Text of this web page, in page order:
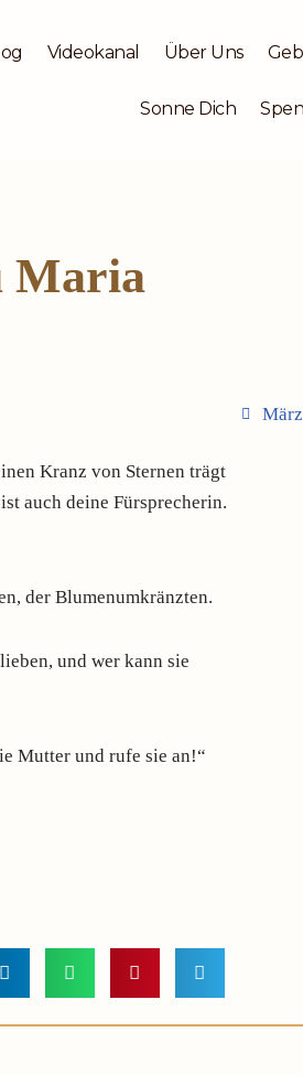
Videokanal Über Uns
Sonne Dich
Maria
Kranz von Sternen trägt
auch deine Fürsprecherin.
der Blumenumkränzten.
und wer kann sie
Mutter und rufe sie an!“